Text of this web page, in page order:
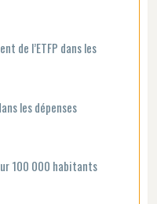
de l’ETFP dans les
les dépenses
100 000 habitants